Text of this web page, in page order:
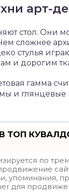
арт-
стол. Они
сложнее
стулья
и дорогим
гамма
и глянцевые
ТОП
по
упоминания,
для